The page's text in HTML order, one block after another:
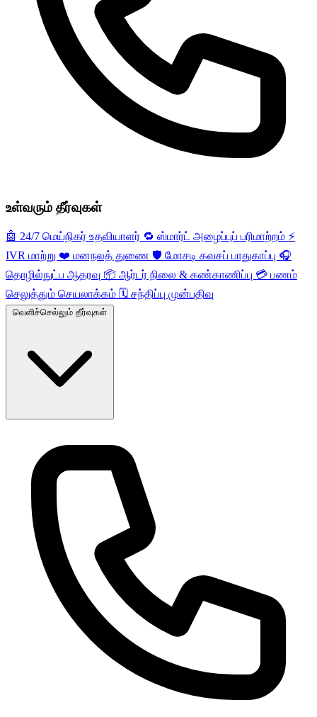
உள்வரும் தீர்வுகள்
🤖 24/7 மெய்நிகர் உதவியாளர் 🔁 ஸ்மார்ட் அழைப்புப் பரிமாற்றம் ⚡️
IVR மாற்று ❤️ மனநலத் துணை 🛡️ மோசடி கவசப் பாதுகாப்பு 🎧
தொழில்நுட்ப ஆதரவு 📦 ஆர்டர் நிலை & கண்காணிப்பு 💳 பணம்
செலுத்தும் செயலாக்கம் 🗓️ சந்திப்பு முன்பதிவு